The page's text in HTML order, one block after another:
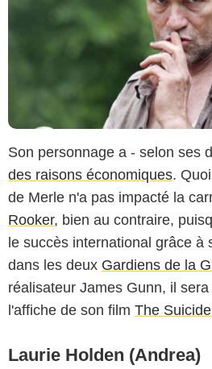
Son personnage a - selon ses
des raisons économiques.
de Merle n'a pas impacté la
Rooker, bien au contraire,
le succès international grâce à
dans les deux Gardiens de la
réalisateur James Gunn, il
l'affiche de son film The
Laurie Holden (Andrea)